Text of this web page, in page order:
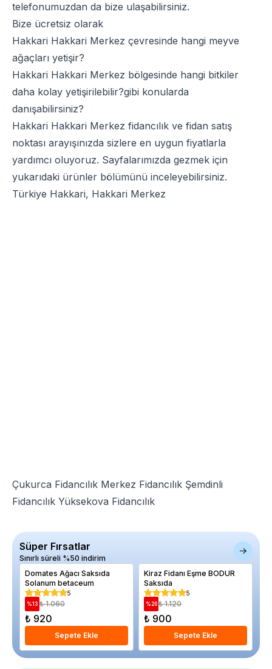
telefonumuzdan da bize ulaşabilirsiniz.
Bize ücretsiz olarak
Hakkari Hakkari Merkez çevresinde hangi meyve
ağaçları yetişir?
Hakkari Hakkari Merkez bölgesinde hangi bitkiler
daha kolay yetişirilebilir?gibi konularda
danışabilirsiniz?
Hakkari Hakkari Merkez fidancılık ve fidan satış
noktası arayışınızda sizlere en uygun fiyatlarla
yardımcı oluyoruz. Sayfalarımızda gezmek için
yukarıdaki ürünler bölümünü inceleyebilirsiniz.
Türkiye Hakkari, Hakkari Merkez
Çukurca Fidancılık Merkez Fidancılık Şemdinli
Fidancılık Yüksekova Fidancılık
Süper Fırsatlar
Sınırlı süreli %50 indirim
Domates Ağacı Saksıda
Solanum betaceum
5
%13 ₺ 1.060
₺ 920
Sepete Ekle
Kiraz Fidanı Eşme BODUR
Saksıda
5
%20 ₺ 1.120
₺ 900
Sepete Ekle